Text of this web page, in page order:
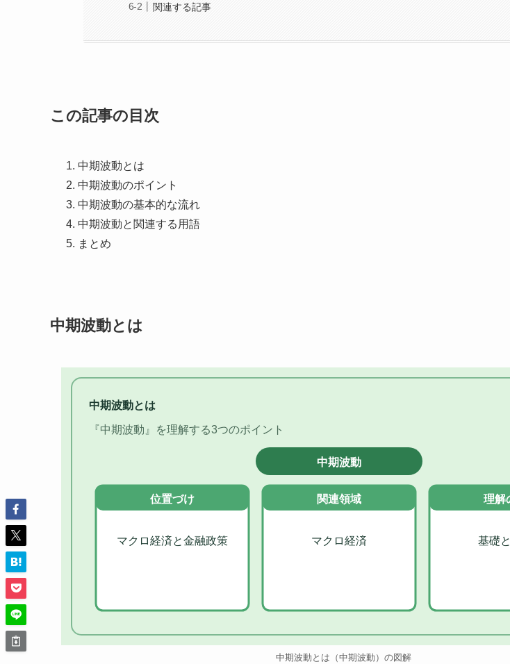
関連する記事
この記事の目次
中期波動とは
中期波動のポイント
中期波動の基本的な流れ
中期波動と関連する用語
まとめ
中期波動とは
中期波動とは
『中期波動』を理解する3つのポイント
中期波動
位置づけ
マクロ経済と金融政策
関連領域
マクロ経済
理解
基礎
中期波動とは（中期波動）の図解